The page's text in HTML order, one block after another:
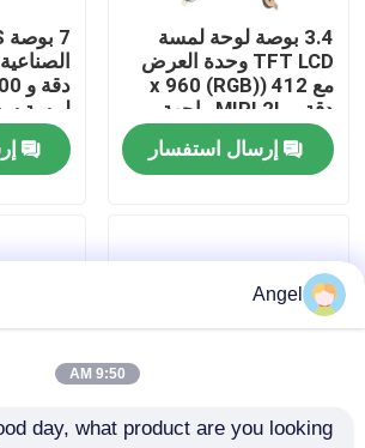
معلومات عنا
جولة في المعمل
اتصل بنا
شاشة LCD TFT
3.4 بوصة لوحة لمسة
TFT LCD وحدة العرض
مع 412 ((RGB) x 960
دقة و MIPI 2L واجهة
للاستخدام الصناعي
إرسال استفسار
لمسة
Angel
9:50 AM
day, what product are you looking